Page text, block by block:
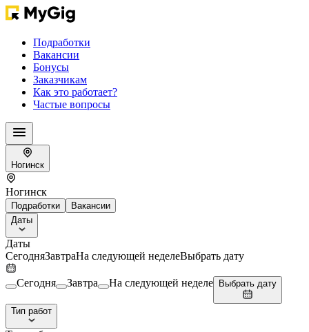
Подработки
Вакансии
Бонусы
Заказчикам
Как это работает?
Частые вопросы
Ногинск
Ногинск
Подработки
Вакансии
Даты
Даты
СегодняЗавтраНа следующей неделеВыбрать дату
Сегодня Завтра На следующей неделе Выбрать дату
Тип работ